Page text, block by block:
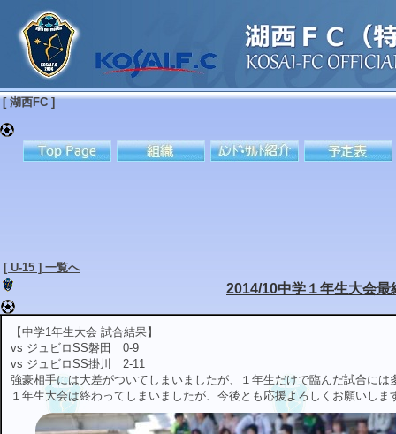
[ 湖西FC ]
[ U-15 ] 一覧へ
2014/10中学１年生大会最
【中学1年生大会 試合結果】
vs ジュビロSS磐田 0-9
vs ジュビロSS掛川 2-11
強豪相手には大差がついてしまいましたが、１年生だけで臨んだ試合に
１年生大会は終わってしまいましたが、今後とも応援よろしくお願いしま